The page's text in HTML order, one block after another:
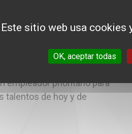
y la
para que
un logro
empleador prioritario para
talentos de hoy y de
Este sitio web usa cookies
OK, aceptar todas